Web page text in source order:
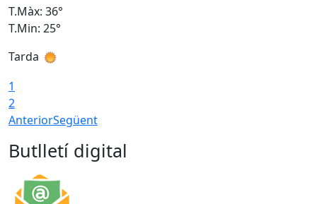
T.Màx: 36°
T.Min: 25°
Tarda
1
2
AnteriorSegüent
Butlletí digital